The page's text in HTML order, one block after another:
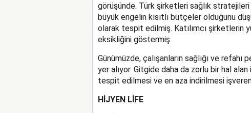
görüşünde. Türk şirketleri sağlık stratejileri
büyük engelin kısıtlı bütçeler olduğunu
olarak tespit edilmiş. Katılımcı şirketlerin
eksikliğini göstermiş.
Günümüzde, çalışanların sağlığı ve
yer alıyor. Gitgide daha da zorlu bir hal alan
tespit edilmesi ve en aza indirilmesi
HİJYEN LİFE